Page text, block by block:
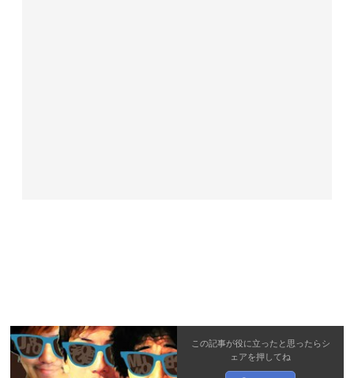
この記事が役に立ったと思ったらシ
ェアを押してね